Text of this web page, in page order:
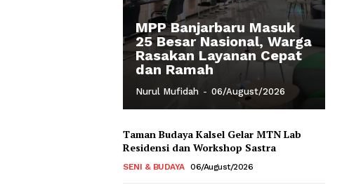
MPP Banjarbaru Masuk
25 Besar Nasional, Warga
Rasakan Layanan Cepat
dan Ramah
Nurul Mufidah - 06/August/2026
Taman Budaya Kalsel Gelar MTN Lab
Residensi dan Workshop Sastra
SENI & BUDAYA 06/August/2026